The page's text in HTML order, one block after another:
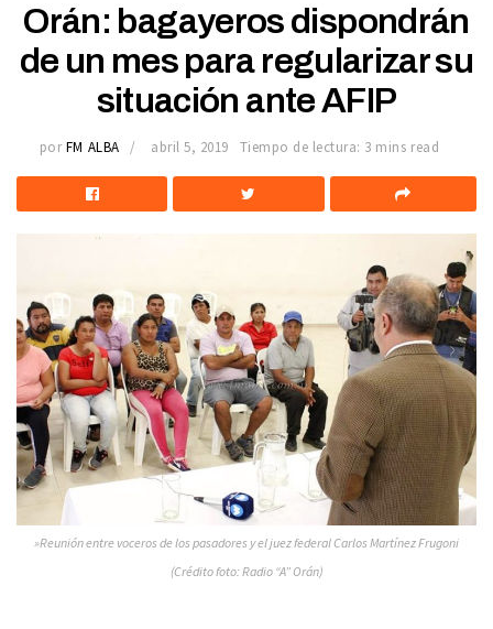
Orán: bagayeros dispondrán
de un mes para regularizar su
situación ante AFIP
por FM ALBA abril 5, 2019 Tiempo de lectura: 3 mins read
»Reunión entre voceros de los pasadores y el juez federal Carlos Martínez Frugoni
(Crédito foto: Radio “A” Orán)